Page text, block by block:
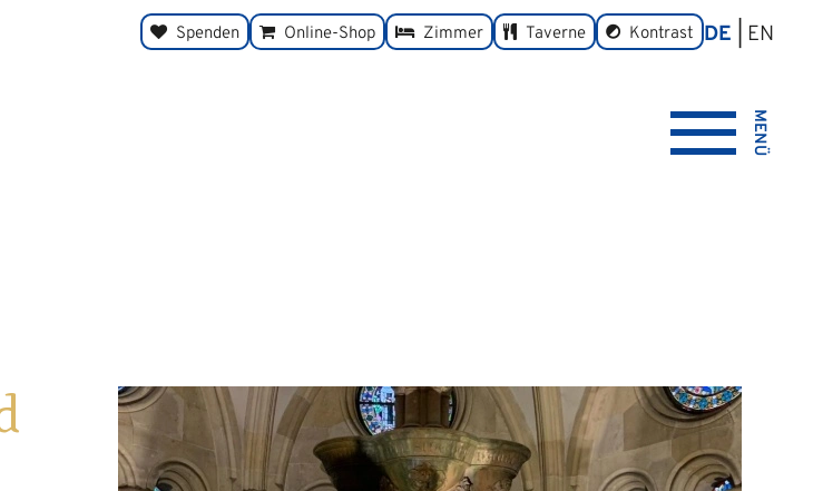
Spenden Online-Shop Zimmer Taverne Kontrast umschalten
DE EN
MENÜ